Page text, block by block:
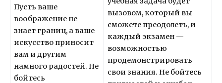
Пусть ваше
воображение не
знает границ, а ваше
искусство приносит
вам и другим
намного радостей. Не
бойтесь
вызовом, который вы
сможете преодолеть, и
каждый экзамен —
возможностью
продемонстрировать
свои знания. Не бойтесь